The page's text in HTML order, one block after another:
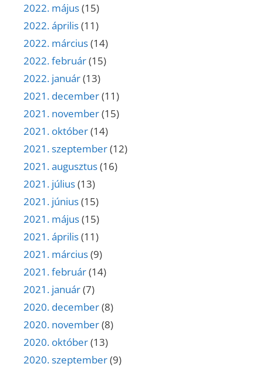
2022. május(15)
2022. április(11)
2022. március(14)
2022. február(15)
2022. január(13)
2021. december(11)
2021. november(15)
2021. október(14)
2021. szeptember(12)
2021. augusztus(16)
2021. július(13)
2021. június(15)
2021. május(15)
2021. április(11)
2021. március(9)
2021. február(14)
2021. január(7)
2020. december(8)
2020. november(8)
2020. október(13)
2020. szeptember(9)